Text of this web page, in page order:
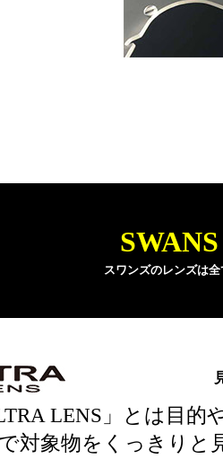
スワンズのレンズは
LENS」とは目
対象物をくっきりと